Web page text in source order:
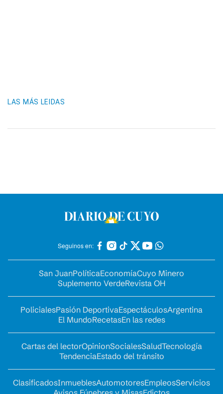
LAS MÁS LEIDAS
Seguinos en:
San JuanPolíticaEconomíaCuyo Minero
Suplemento VerdeRevista OH
PolicialesPasión DeportivaEspectáculosArgentina
El MundoRecetasEn las redes
Cartas del lectorOpinionSocialesSaludTecnología
TendenciaEstado del tránsito
ClasificadosInmueblesAutomotoresEmpleosServicios